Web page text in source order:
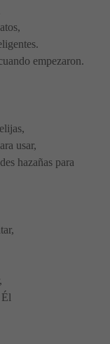
empezaron.
usar,
hazañas para